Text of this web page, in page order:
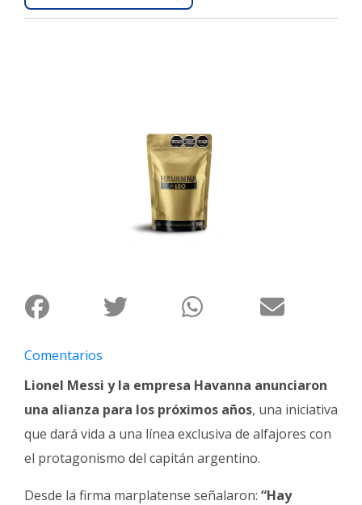
General
Clasificados
Fúnebres
Comentarios
Lionel Messi y la empresa Havanna anunciaron
una alianza para los próximos años, una iniciativa
que dará vida a una línea exclusiva de alfajores con
el protagonismo del capitán argentino.
Desde la firma marplatense señalaron: “Hay